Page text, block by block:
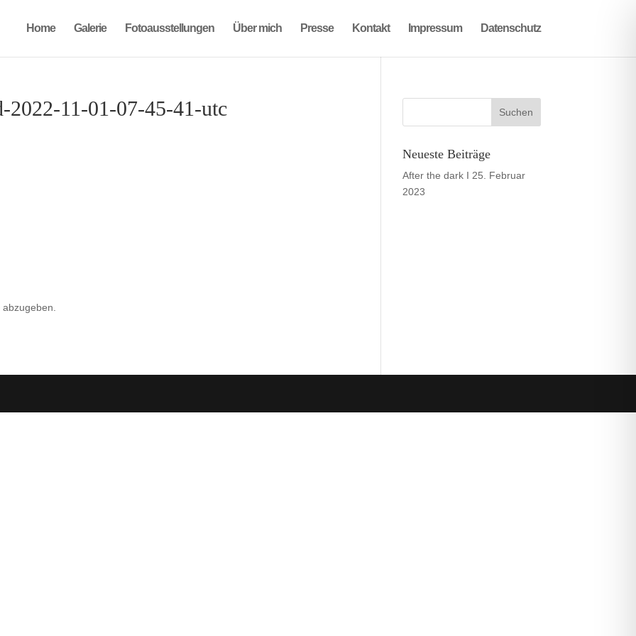
Home Galerie Fotoausstellungen Über mich Presse Kontakt Impressum Datenschutz
2022-11-01-07-45-41-utc
Neueste Beiträge
After the dark I 25. Februar
2023